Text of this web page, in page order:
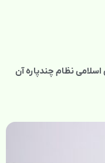
نظام چندپاره آن